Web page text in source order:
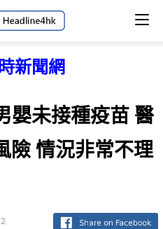
新聞網
嬰未接種疫苗 醫
險 情況非常不理